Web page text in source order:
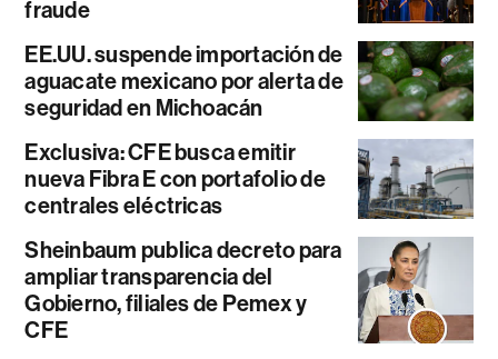
fraude
EE.UU. suspende importación de
aguacate mexicano por alerta de
seguridad en Michoacán
Exclusiva: CFE busca emitir
nueva Fibra E con portafolio de
centrales eléctricas
Sheinbaum publica decreto para
ampliar transparencia del
Gobierno, filiales de Pemex y
CFE